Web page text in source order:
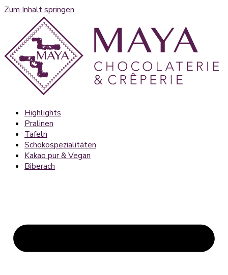
Zum Inhalt springen
Highlights
Pralinen
Tafeln
Schokospezialitäten
Kakao pur & Vegan
Biberach